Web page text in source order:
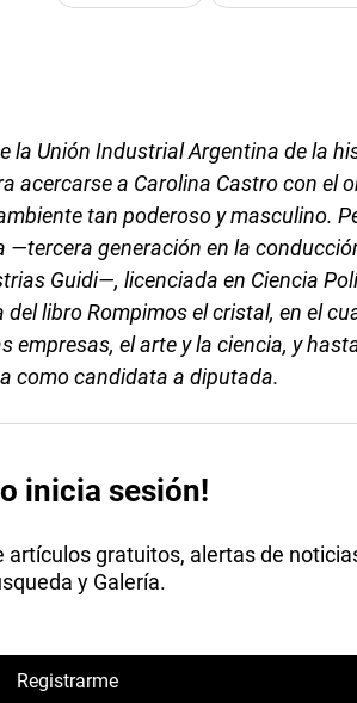
la Unión Industrial Argentina de la
acercarse a Carolina Castro con el
tan poderoso y masculino.
generación en la
Guidi—, licenciada en Ciencia
libro Rompimos el cristal, en el
empresas, el arte y la ciencia, y
como candidata a diputada.
inicia sesión!
artículos gratuitos, alertas de
y Galería.
Registrarme